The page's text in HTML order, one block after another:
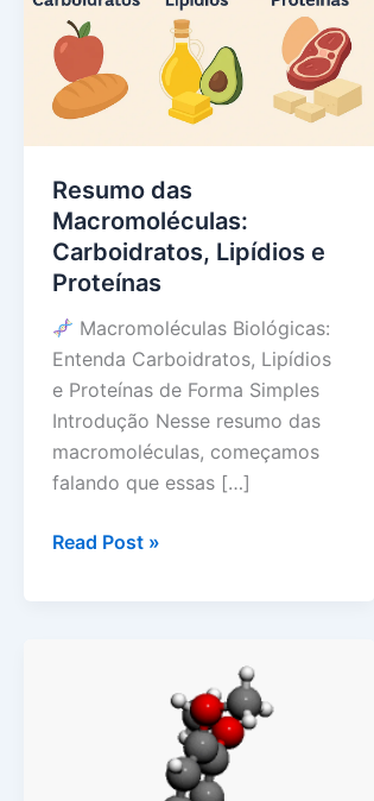
Resumo das
Macromoléculas:
Carboidratos, Lipídios e
Proteínas
Macromoléculas Biológicas:
Entenda Carboidratos, Lipídios
e Proteínas de Forma Simples
Introdução Nesse resumo das
macromoléculas, começamos
falando que essas […]
Resumo
Read Post »